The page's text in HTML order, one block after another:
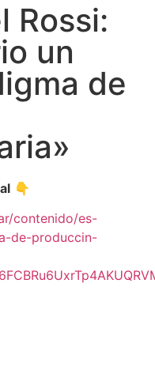
Rossi:
un
de
👇
contenido/es-
de-produccin-